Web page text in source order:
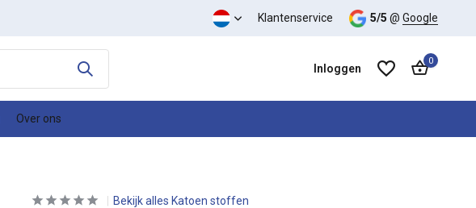
Klantenservice 5/5 @ Google
Inloggen
0
Over ons
Bekijk alles Katoen stoffen